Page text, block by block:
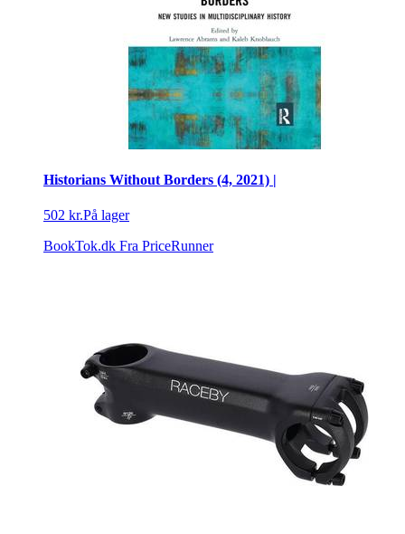
Historians Without Borders (4, 2021) |
502 kr.På lager
BookTok.dk Fra PriceRunner